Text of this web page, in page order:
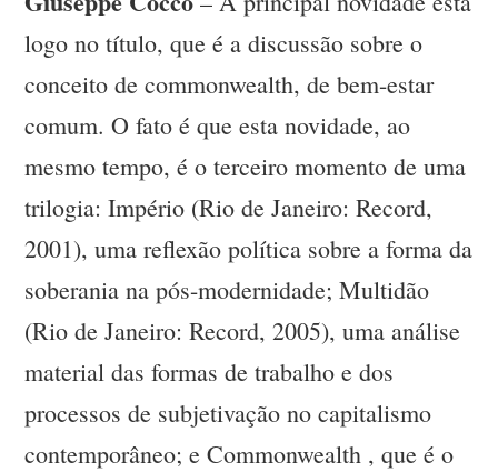
logo no título, que é a discussão sobre o
conceito de commonwealth, de bem-estar
comum. O fato é que esta novidade, ao
mesmo tempo, é o terceiro momento de uma
trilogia: Império (Rio de Janeiro: Record,
2001), uma reflexão política sobre a forma da
soberania na pós-modernidade; Multidão
(Rio de Janeiro: Record, 2005), uma análise
material das formas de trabalho e dos
processos de subjetivação no capitalismo
contemporâneo; e Commonwealth , que é o